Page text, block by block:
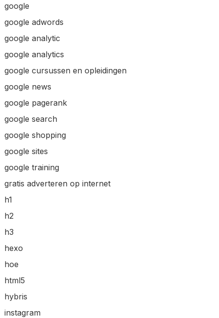
google
google adwords
google analytic
google analytics
google cursussen en opleidingen
google news
google pagerank
google search
google shopping
google sites
google training
gratis adverteren op internet
h1
h2
h3
hexo
hoe
html5
hybris
instagram